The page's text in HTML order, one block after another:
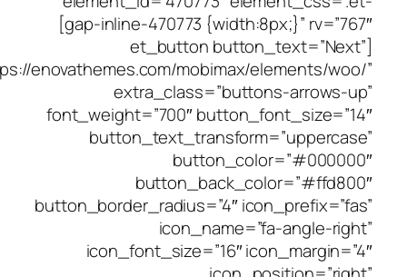
gap-inline-470773 {width:8px;}” rv=”767″]
[et_button
button_link=”https://enovathemes.com/mobimax/
font_weight=”700″
button_border_radius=”4″
icon_font_size=”16″